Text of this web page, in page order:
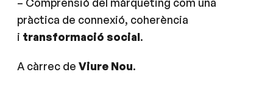
pràctica de connexió, coherència
i transformació social.
A càrrec de Viure Nou.